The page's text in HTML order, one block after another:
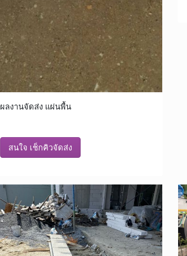
ผลงานจัดส่ง แผ่นพื้น
สนใจ เช็กคิวจัดส่ง